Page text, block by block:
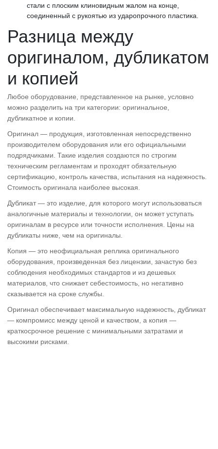
стали с плоским клиновидным жалом на конце,
соединенный с рукоятью из ударопрочного пластика.
Разница между
оригиналом, дубликатом
и копией
Любое оборудование, представленное на рынке, условно
можно разделить на три категории: оригинальное,
дубликатное и копии.
Оригинал — продукция, изготовленная непосредственно
производителем оборудования или его официальными
подрядчиками. Такие изделия создаются по строгим
техническим регламентам и проходят обязательную
сертификацию, контроль качества, испытания на надежность.
Стоимость оригинала наиболее высокая.
Дубликат — это изделие, для которого могут использоваться
аналогичные материалы и технологии, он может уступать
оригиналам в ресурсе или точности исполнения. Цены на
дубликаты ниже, чем на оригиналы.
Копия — это неофициальная реплика оригинального
оборудования, произведенная без лицензии, зачастую без
соблюдения необходимых стандартов и из дешевых
материалов, что снижает себестоимость, но негативно
сказывается на сроке службы.
Оригинал обеспечивает максимальную надежность, дубликат
— компромисс между ценой и качеством, а копия —
краткосрочное решение с минимальными затратами и
высокими рисками.